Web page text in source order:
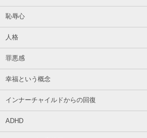
恥辱心
人格
罪悪感
幸福という概念
インナーチャイルドからの回復
ADHD